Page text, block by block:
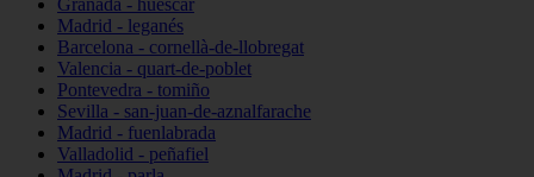
Granada - huéscar
Madrid - leganés
Barcelona - cornellà-de-llobregat
Valencia - quart-de-poblet
Pontevedra - tomiño
Sevilla - san-juan-de-aznalfarache
Madrid - fuenlabrada
Valladolid - peñafiel